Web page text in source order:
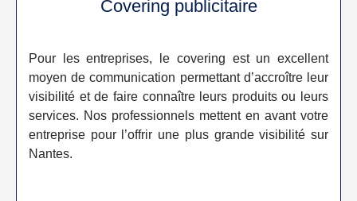
Covering publicitaire
Pour les entreprises, le covering est un excellent
moyen de communication permettant d’accroître leur
visibilité et de faire connaître leurs produits ou leurs
services. Nos professionnels mettent en avant votre
entreprise pour l’offrir une plus grande visibilité sur
Nantes.